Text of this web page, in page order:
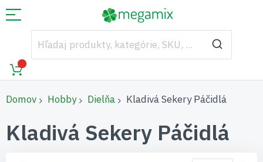
Domov Hobby Dielňa Kladivá Sekery Páčidlá
Kladivá Sekery Páčidlá